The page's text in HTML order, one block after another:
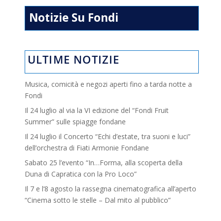
Notizie Su Fondi
ULTIME NOTIZIE
Musica, comicità e negozi aperti fino a tarda notte a
Fondi
Il 24 luglio al via la VI edizione del “Fondi Fruit
Summer” sulle spiagge fondane
Il 24 luglio il Concerto “Echi d’estate, tra suoni e luci”
dell’orchestra di Fiati Armonie Fondane
Sabato 25 l’evento “In…Forma, alla scoperta della
Duna di Capratica con la Pro Loco”
Il 7 e l’8 agosto la rassegna cinematografica all’aperto
“Cinema sotto le stelle – Dal mito al pubblico”